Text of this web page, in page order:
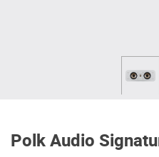
Polk Audio